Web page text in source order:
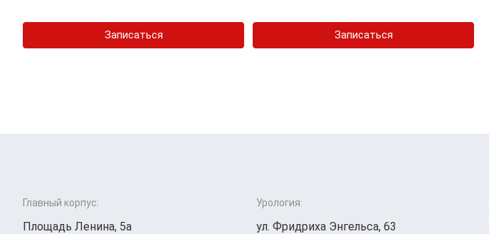
Записаться Записаться
Главный корпус:
Площадь Ленина, 5а
Урология:
ул. Фридриха Энгельса, 63